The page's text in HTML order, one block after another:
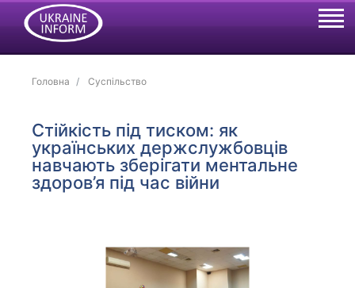
Головна Суспільство
Стійкість під тиском: як
українських держслужбовців
навчають зберігати ментальне
здоров’я під час війни